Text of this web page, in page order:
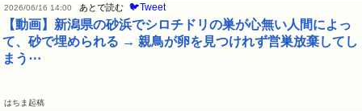
2026/06/16 14:00 あとで読む 🐦Tweet
【動画】新潟県の砂浜でシロチドリの巣が心無い人間によっ
て、砂で埋められる → 親鳥が卵を見つけれず営巣放棄してし
まう⋯
はちま起稿